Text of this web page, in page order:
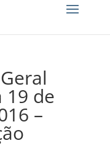
19 de
–